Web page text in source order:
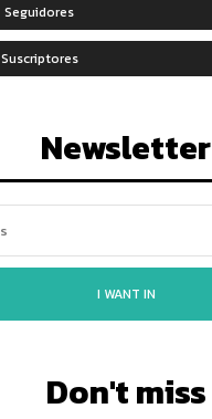
Seguidores
Suscriptores
Newsletter
I WANT IN
Don't miss